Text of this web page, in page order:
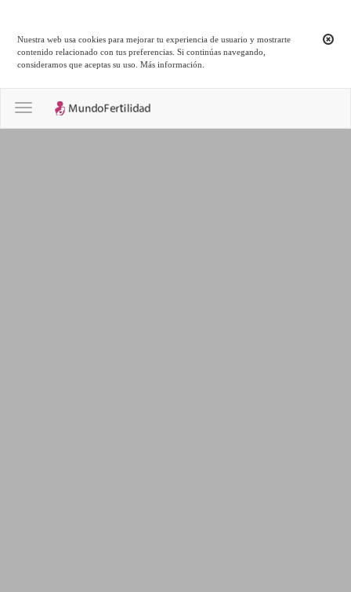
Nuestra web usa cookies para mejorar tu experiencia de usuario y mostrarte
contenido relacionado con tus preferencias. Si continúas navegando,
consideramos que aceptas su uso.Más información
Toggle navigation